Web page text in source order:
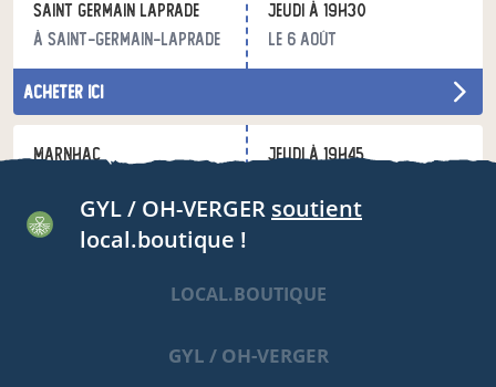
Saint Germain Laprade
à Saint-Germain-Laprade
jeudi à 19h30
le 6 août
acheter ici
Marnhac
jeudi à 19h45
acheter ici
jeudi à 18h15
GYL / OH-VERGER soutient
local.boutique !
LOCAL.BOUTIQUE
GYL / OH-VERGER